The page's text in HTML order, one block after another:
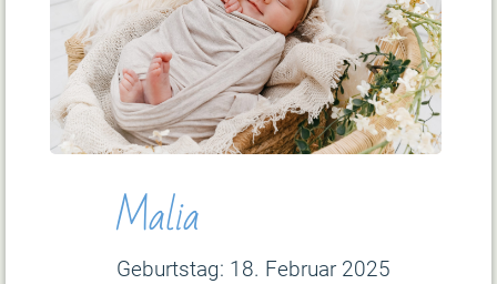
Malia
Geburtstag: 18. Februar 2025